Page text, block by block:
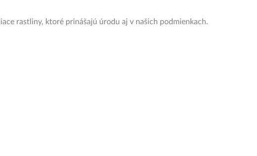
rastliny, ktoré prinášajú úrodu aj v našich podmienkach.